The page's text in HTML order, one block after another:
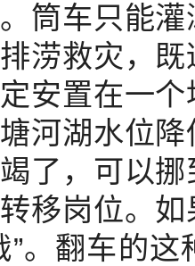
筒车只能
涝救灾，
安置在一
河湖水位
了，可以
移岗位。
”。翻车的